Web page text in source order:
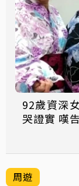
92歲資深
哭證實 嘆
周遊